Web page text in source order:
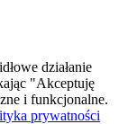
działanie
"Akceptuję
i funkcjonalne.
prywatności